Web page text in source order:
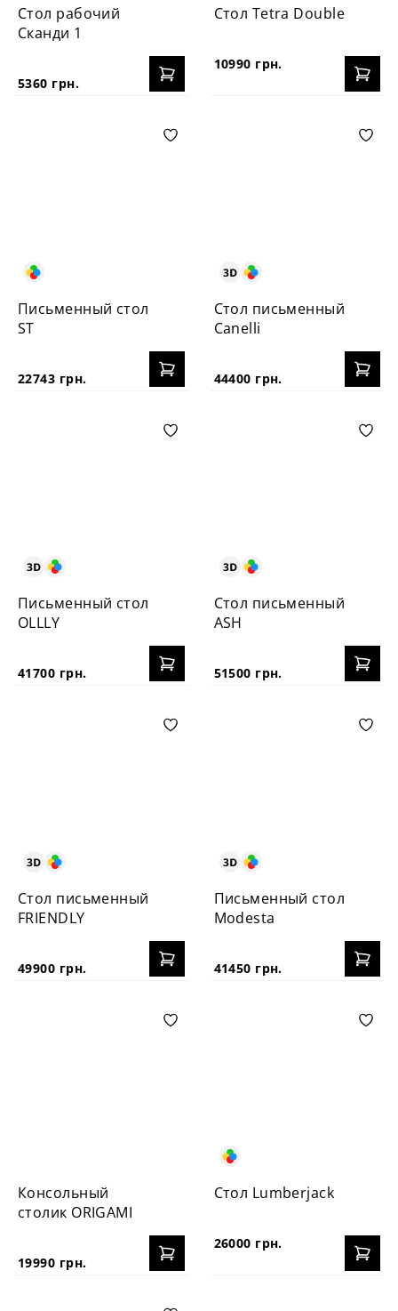
Стол рабочий
Сканди 1
5360 грн.
Стол Tetra Double
10990 грн.
Письменный стол
ST
22743 грн.
Стол письменный
Canelli
44400 грн.
Письменный стол
OLLLY
41700 грн.
Стол письменный
ASH
51500 грн.
Стол письменный
FRIENDLY
49900 грн.
Письменный стол
Modesta
41450 грн.
Консольный
столик ORIGAMI
19990 грн.
Стол Lumberjack
26000 грн.